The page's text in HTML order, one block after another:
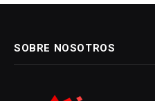
SOBRE NOSOTROS